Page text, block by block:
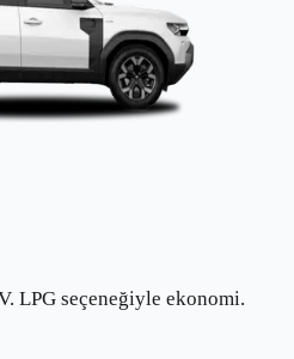
LPG seçeneğiyle ekonomi.